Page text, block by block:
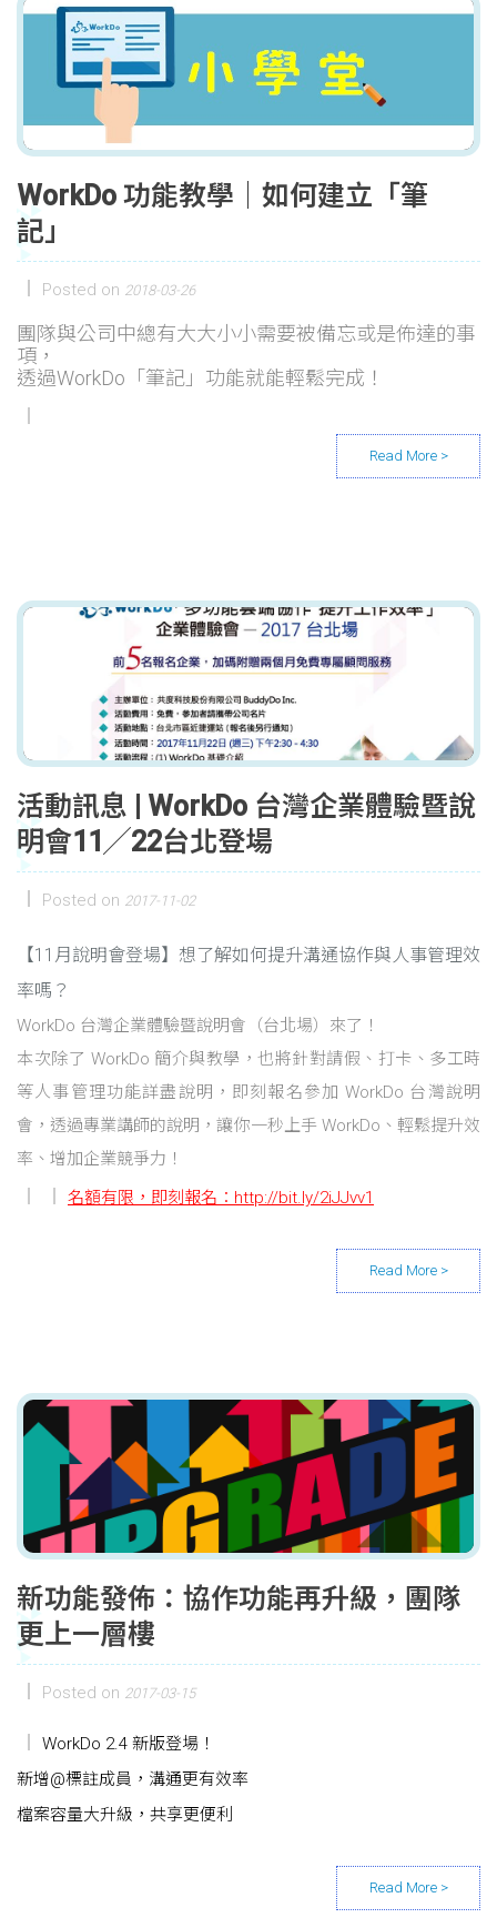
WorkDo 功能教學｜如何建立「筆
記」
Posted on 2018-03-26
團隊與公司中總有大大小小需要被備忘或是佈達的事
項，
透過WorkDo「筆記」功能就能輕鬆完成！
活動訊息 | WorkDo 台灣企業體驗暨說
明會11╱22台北登場
Posted on 2017-11-02
【11月說明會登場】想了解如何提升溝通協作與人事管理效
率嗎？
WorkDo 台灣企業體驗暨說明會（台北場）來了！
本次除了 WorkDo 簡介與教學，也將針對請假、打卡、多工時
等人事管理功能詳盡說明，即刻報名參加 WorkDo 台灣說明
會，透過專業講師的說明，讓你一秒上手 WorkDo、輕鬆提升效
率、增加企業競爭力！
名額有限，即刻報名： http://bit.ly/2iJJvv1
新功能發佈：協作功能再升級，團隊
更上一層樓
Posted on 2017-03-15
WorkDo 2.4 新版登場！
新增@標註成員，溝通更有效率
檔案容量大升級，共享更便利